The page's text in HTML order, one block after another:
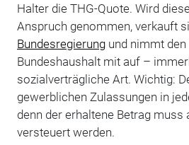
Halter die THG-Quote. Wird
Anspruch genommen, verkauft
Bundesregierungund nimmt den
Bundeshaushalt mit auf –
sozialverträgliche Art. Wichtig:
gewerblichen Zulassungen in
denn der erhaltene Betrag
versteuert werden.